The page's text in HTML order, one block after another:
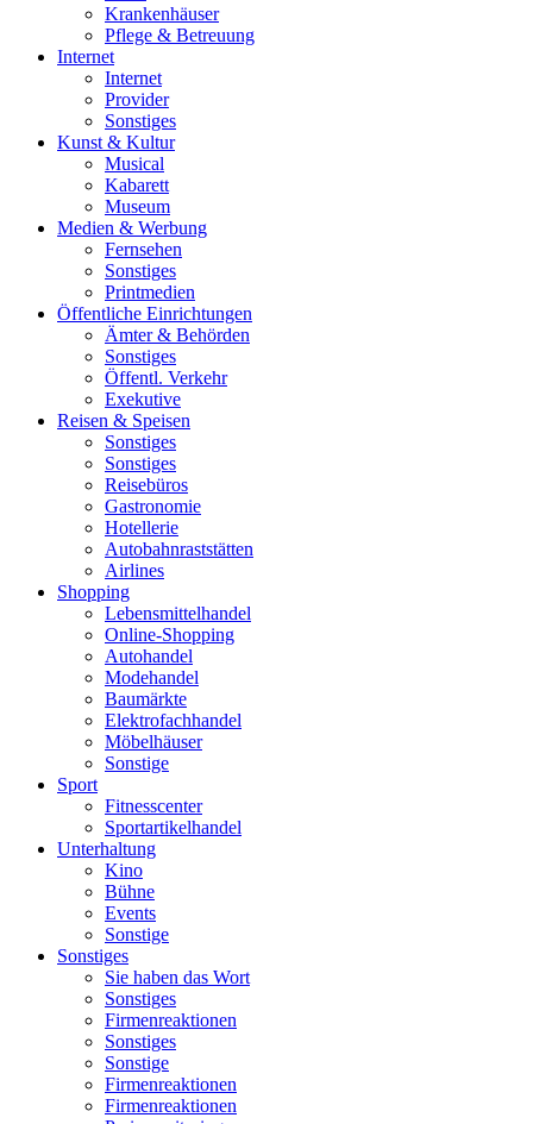
Krankenhäuser
Pflege & Betreuung
Internet
Internet
Provider
Sonstiges
Kunst & Kultur
Musical
Kabarett
Museum
Medien & Werbung
Fernsehen
Sonstiges
Printmedien
Öffentliche Einrichtungen
Ämter & Behörden
Sonstiges
Öffentl. Verkehr
Exekutive
Reisen & Speisen
Sonstiges
Sonstiges
Reisebüros
Gastronomie
Hotellerie
Autobahnraststätten
Airlines
Shopping
Lebensmittelhandel
Online-Shopping
Autohandel
Modehandel
Baumärkte
Elektrofachhandel
Möbelhäuser
Sonstige
Sport
Fitnesscenter
Sportartikelhandel
Unterhaltung
Kino
Bühne
Events
Sonstige
Sonstiges
Sie haben das Wort
Sonstiges
Firmenreaktionen
Sonstiges
Sonstige
Firmenreaktionen
Firmenreaktionen